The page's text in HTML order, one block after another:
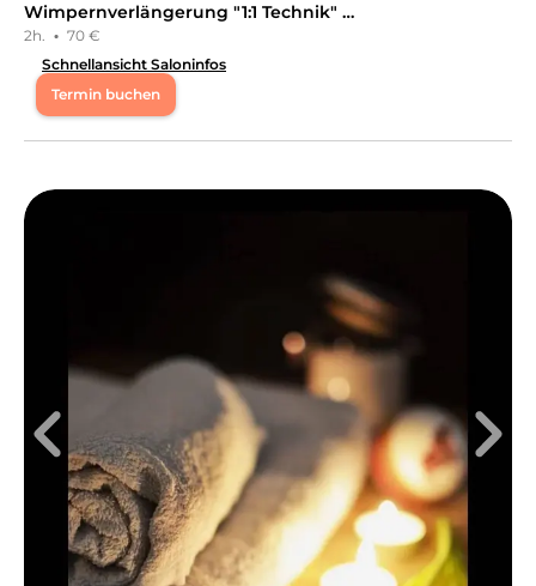
Wimpernverlängerung "1:1 Technik" Neuanlage
2h. · 70 €
Schnellansicht Saloninfos
Termin buchen
Mo 09:00 - 18:00
Di
09:00 - 18:00
EK Beauty Oelde Wo Ästhetik auf Präzision trifft! Das
Besondere an meinen Leistungen Ich verbinde
modernste Techniken mit einem Blick für das Detail.
Ob Permanent Make-up, Wimperndesign oder
Hautoptimierung bei mir gibt es keine
Standardlösungen. Jede Behandlung wird individuell
auf deine Gesichtszüge und Wünsche zugeschnitten,